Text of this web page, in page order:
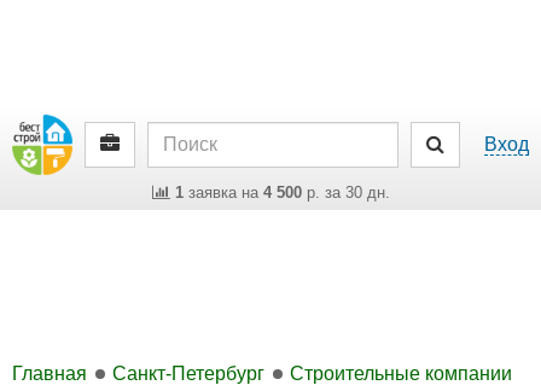
Вход
1заявка на 4 500р. за 30 дн.
Главная Санкт-Петербург
Строительные компании